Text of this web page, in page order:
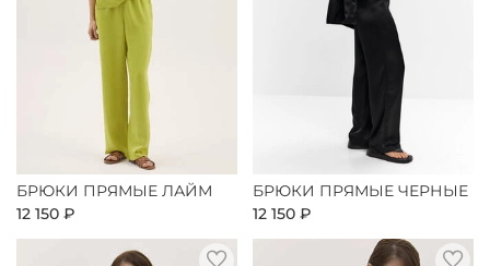
БРЮКИ ПРЯМЫЕ ЛАЙМ
12 150 ₽
БРЮКИ ПРЯМЫЕ ЧЕРНЫЕ
12 150 ₽